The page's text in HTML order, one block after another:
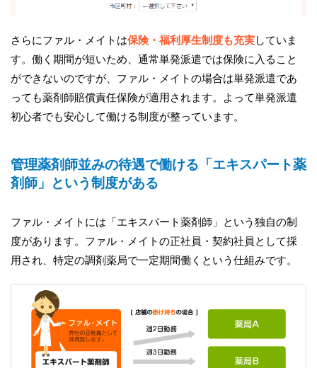
さらにファル・メイトは保険・福利厚生制度も充実していま
す。働く期間が短いため、通常単発派遣では保険に入ること
ができないのですが、ファル・メイトの場合は単発派遣であ
っても薬剤師賠償責任保険が適用されます。よって単発派遣
初心者でも安心して働ける制度が整っています。
管理薬剤師並みの待遇で働ける「エキスパート薬
剤師」という制度がある
ファル・メイトには「エキスパート薬剤師」という独自の制
度があります。ファル・メイトの正社員・契約社員として採
用され、特定の調剤薬局で一定期間働くという仕組みです。